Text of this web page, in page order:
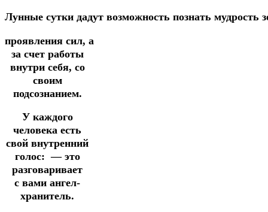
Лунные сутки дадут возможность познать мудрость
проявления сил, а
за счет работы
внутри себя, со
своим
подсознанием.
У каждого
человека есть
свой внутренний
голос: — это
разговаривает
с вами ангел-
хранитель.